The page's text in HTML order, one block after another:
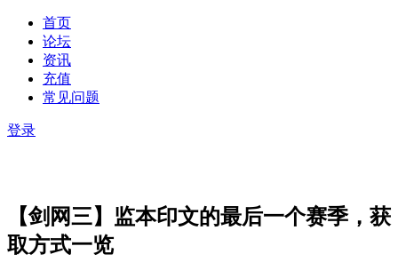
首页
论坛
资讯
充值
常见问题
登录
【剑网三】监本印文的最后一个赛季，获
取方式一览